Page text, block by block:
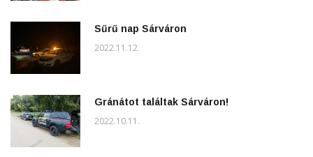
Sűrű nap Sárváron
2022.11.12.
Gránátot találtak Sárváron!
2022.10.11.